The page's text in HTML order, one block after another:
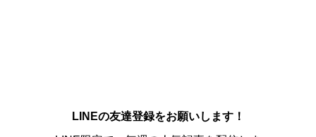
LINEの友達登録をお願いします！